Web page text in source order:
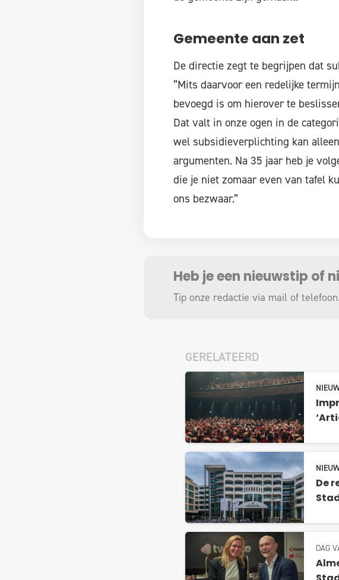
Gemeente aan zet
De directie zegt te begrijpen dat
”Mits daarvoor een redelijke
bevoegd is om hierover te
Dat valt in onze ogen in de
wel subsidieverplichting kan
argumenten. Na 35 jaar heb je
die je niet zomaar even van tafel
ons bezwaar.”
Heb je een nieuwstip of
Tip onze redactie via mail of
GERELATEERD
De
DAG